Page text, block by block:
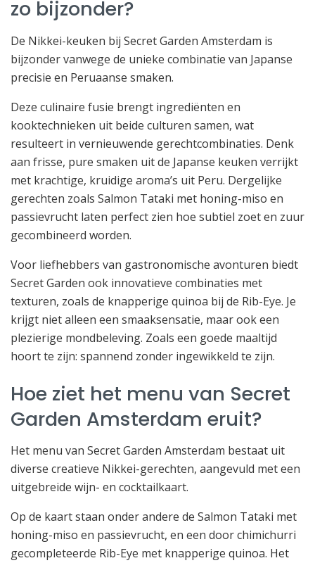
zo bijzonder?
De Nikkei-keuken bij Secret Garden Amsterdam is
bijzonder vanwege de unieke combinatie van Japanse
precisie en Peruaanse smaken.
Deze culinaire fusie brengt ingrediënten en
kooktechnieken uit beide culturen samen, wat
resulteert in vernieuwende gerechtcombinaties. Denk
aan frisse, pure smaken uit de Japanse keuken verrijkt
met krachtige, kruidige aroma’s uit Peru. Dergelijke
gerechten zoals Salmon Tataki met honing-miso en
passievrucht laten perfect zien hoe subtiel zoet en zuur
gecombineerd worden.
Voor liefhebbers van gastronomische avonturen biedt
Secret Garden ook innovatieve combinaties met
texturen, zoals de knapperige quinoa bij de Rib-Eye. Je
krijgt niet alleen een smaaksensatie, maar ook een
plezierige mondbeleving. Zoals een goede maaltijd
hoort te zijn: spannend zonder ingewikkeld te zijn.
Hoe ziet het menu van Secret
Garden Amsterdam eruit?
Het menu van Secret Garden Amsterdam bestaat uit
diverse creatieve Nikkei-gerechten, aangevuld met een
uitgebreide wijn- en cocktailkaart.
Op de kaart staan onder andere de Salmon Tataki met
honing-miso en passievrucht, en een door chimichurri
gecompleteerde Rib-Eye met knapperige quinoa. Het